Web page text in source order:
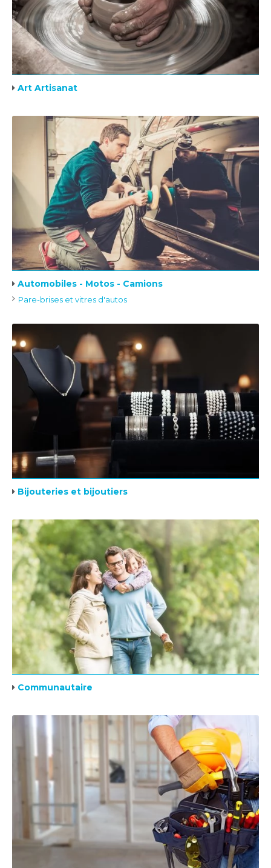
Art Artisanat
Automobiles - Motos - Camions
Pare-brises et vitres d'autos
Bijouteries et bijoutiers
Communautaire